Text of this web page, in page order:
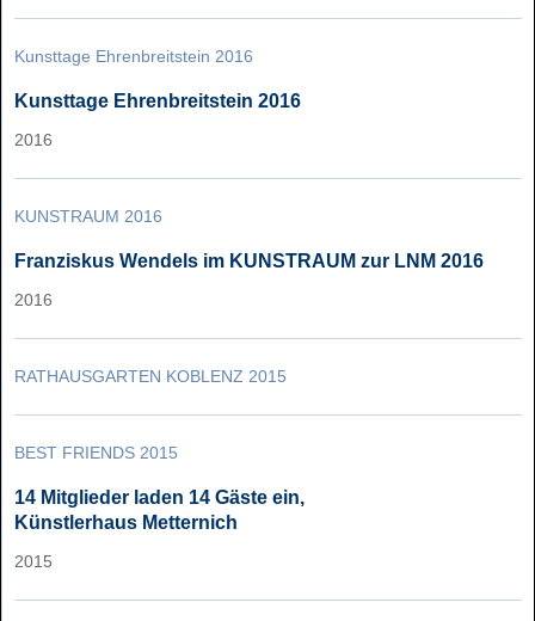
Kunsttage Ehrenbreitstein 2016
Kunsttage Ehrenbreitstein 2016
2016
KUNSTRAUM 2016
Franziskus Wendels im KUNSTRAUM zur LNM 2016
2016
RATHAUSGARTEN KOBLENZ 2015
BEST FRIENDS 2015
14 Mitglieder laden 14 Gäste ein,
Künstlerhaus Metternich
2015